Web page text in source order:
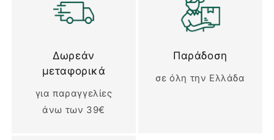
Δωρεάν
μεταφορικά
για παραγγελίες
άνω των 39€
Παράδοση
σε όλη την Ελλάδα